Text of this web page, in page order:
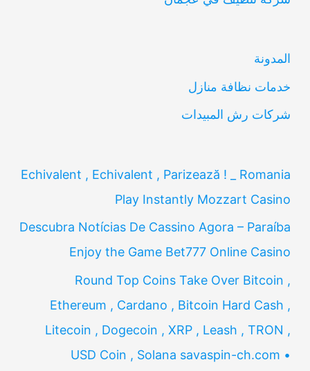
ن
المدونة
خدمات نظافة منازل
شركات رش المبيدات
Echivalent , Echivalent , Parizează ! _ Romania
Play Instantly Mozzart Casino
Descubra Notícias De Cassino Agora – Paraíba
Enjoy the Game Bet777 Online Casino
Round Top Coins Take Over Bitcoin ,
Ethereum , Cardano , Bitcoin Hard Cash ,
Litecoin , Dogecoin , XRP , Leash , TRON ,
USD Coin , Solana savaspin-ch.com •